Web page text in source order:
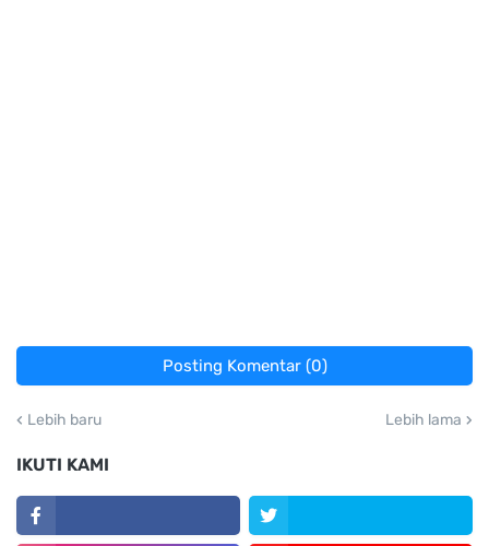
Posting Komentar (0)
Lebih baru Lebih lama
IKUTI KAMI